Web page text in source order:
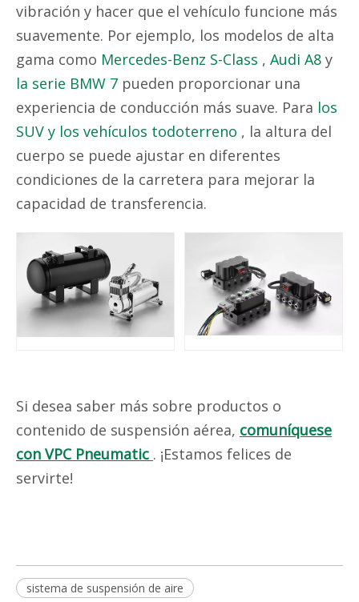
vibración y hacer que el vehículo funcione más
suavemente. Por ejemplo, los modelos de alta
gama como Mercedes-Benz S-Class , Audi A8 y
la serie BMW 7 pueden proporcionar una
experiencia de conducción más suave. Para los
SUV y los vehículos todoterreno , la altura del
cuerpo se puede ajustar en diferentes
condiciones de la carretera para mejorar la
capacidad de transferencia.
Si desea saber más sobre productos o
contenido de suspensión aérea, comuníquese
con VPC Pneumatic . ¡Estamos felices de
servirte!
sistema de suspensión de aire